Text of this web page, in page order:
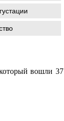
вошли 37